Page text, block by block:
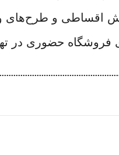
اقساطی و طرح‌های
حضوری در